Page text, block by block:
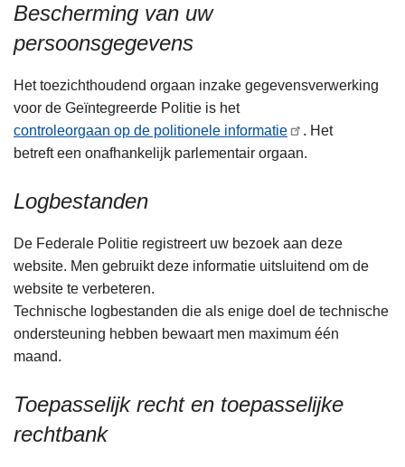
Bescherming van uw
persoonsgegevens
Het toezichthoudend orgaan inzake gegevensverwerking
voor de Geïntegreerde Politie is het
controleorgaan op de politionele informatie
. Het
betreft een onafhankelijk parlementair orgaan.
Logbestanden
De Federale Politie registreert uw bezoek aan deze
website. Men gebruikt deze informatie uitsluitend om de
website te verbeteren.
Technische logbestanden die als enige doel de technische
ondersteuning hebben bewaart men maximum één
maand.
Toepasselijk recht en toepasselijke
rechtbank